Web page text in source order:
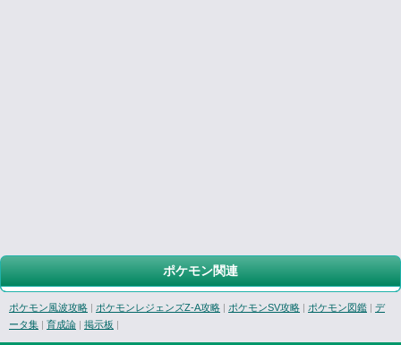
ポケモン関連
ポケモン風波攻略 | ポケモンレジェンズZ-A攻略 | ポケモンSV攻略 | ポケモン図鑑 | デ
ータ集 | 育成論 | 掲示板 |